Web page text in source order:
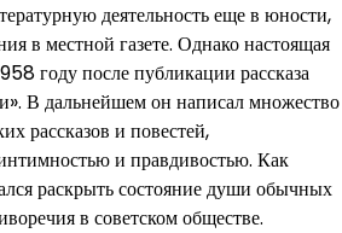
деятельность еще в юности,
в местной газете. Однако настоящая
году после публикации рассказа
В дальнейшем он написал множество
рассказов и повестей,
и правдивостью. Как
раскрыть состояние души обычных
в советском обществе.